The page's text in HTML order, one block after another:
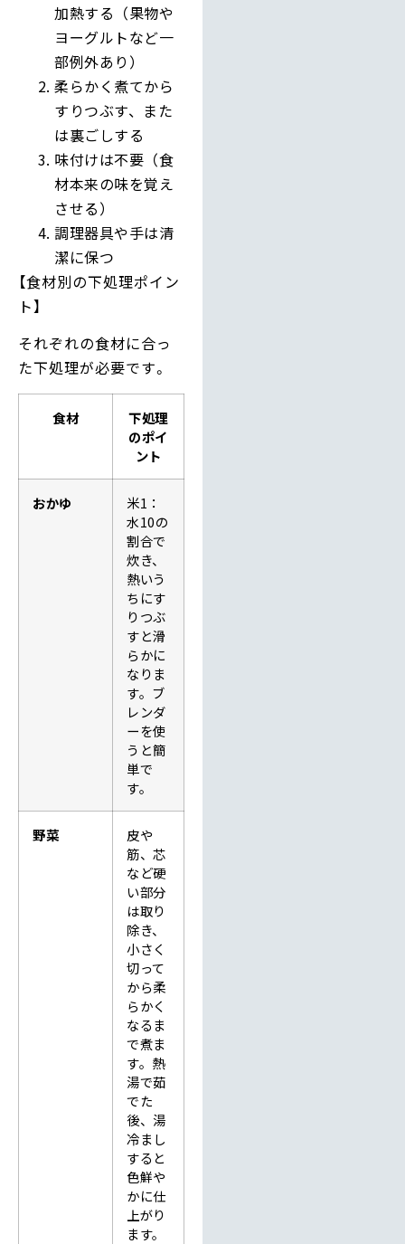
加熱する（果物や
ヨーグルトなど一
部例外あり）
柔らかく煮てから
すりつぶす、また
は裏ごしする
味付けは不要（食
材本来の味を覚え
させる）
調理器具や手は清
潔に保つ
【食材別の下処理ポイン
ト】
それぞれの食材に合っ
た下処理が必要です。
食材
下処理
のポイ
ント
おかゆ
米1：
水10の
割合で
炊き、
熱いう
ちにす
りつぶ
すと滑
らかに
なりま
す。ブ
レンダ
ーを使
うと簡
単で
す。
野菜
皮や
筋、芯
など硬
い部分
は取り
除き、
小さく
切って
から柔
らかく
なるま
で煮ま
す。熱
湯で茹
でた
後、湯
冷まし
すると
色鮮や
かに仕
上がり
ます。